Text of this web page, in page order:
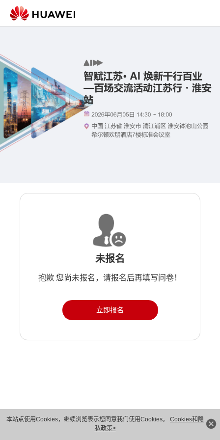
本站点使用Cookies，继续浏览表示您同意我们使用Cookies。 Cookies和隐
私政策>
未报名
抱歉 您尚未报名，请报名后再填写问卷！
立即报名
版权所有 © 华为技术有限公司 1998-2026。 保留一切权利。粤A2-20044005号
隐私保护
法律声明